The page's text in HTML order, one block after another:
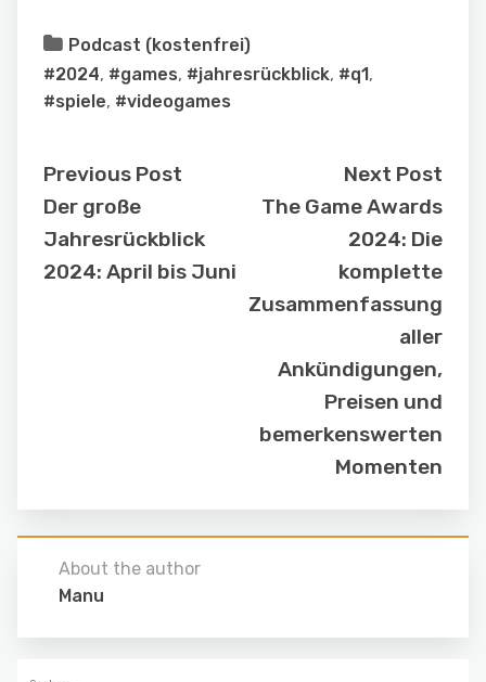
Podcast (kostenfrei)
#2024, #games, #jahresrückblick, #q1,
#spiele, #videogames
Previous Post
Der große
Jahresrückblick
2024: April bis Juni
Next Post
The Game Awards
2024: Die
komplette
Zusammenfassung
aller
Ankündigungen,
Preisen und
bemerkenswerten
Momenten
About the author
Manu